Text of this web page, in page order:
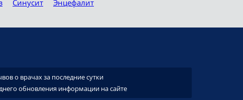
Синусит Энцефалит
о врачах за последние сутки
обновления информации на сайте